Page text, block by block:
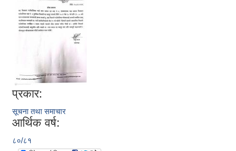
प्रकार:
सूचना तथा समाचार
आर्थिक वर्ष:
८०/८१